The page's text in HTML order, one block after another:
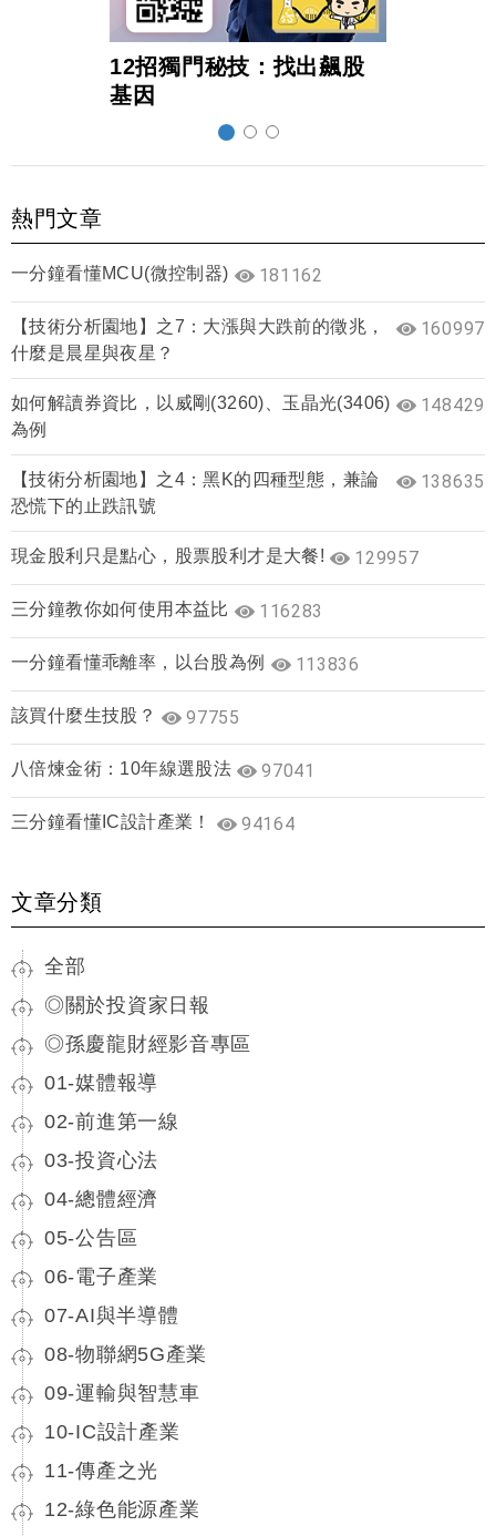
12招獨門秘技：找出飆股
基因
熱門文章
一分鐘看懂MCU(微控制器) 181162
【技術分析園地】之7：大漲與大跌前的徵兆，
什麼是晨星與夜星？
160997
如何解讀券資比，以威剛(3260)、玉晶光(3406)
為例
148429
【技術分析園地】之4：黑K的四種型態，兼論
恐慌下的止跌訊號
138635
現金股利只是點心，股票股利才是大餐! 129957
三分鐘教你如何使用本益比 116283
一分鐘看懂乖離率，以台股為例 113836
該買什麼生技股？ 97755
八倍煉金術：10年線選股法 97041
三分鐘看懂IC設計產業！ 94164
文章分類
全部
◎關於投資家日報
◎孫慶龍財經影音專區
01-媒體報導
02-前進第一線
03-投資心法
04-總體經濟
05-公告區
06-電子產業
07-AI與半導體
08-物聯網5G產業
09-運輸與智慧車
10-IC設計產業
11-傳產之光
12-綠色能源產業